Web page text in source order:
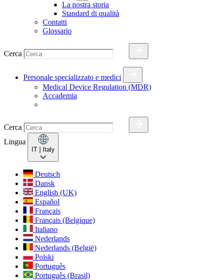
La nostra storia
Standard di qualità
Contatti
Glossario
Cerca
Personale specializzato e medici
Medical Device Regulation (MDR)
Accademia
Cerca
Lingua
IT | Italy
Deutsch
Dansk
English (UK)
Español
Français
Français (Belgique)
Italiano
Nederlands
Nederlands (België)
Polski
Português
Português (Brasil)